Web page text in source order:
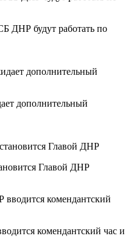
ДНР будут работать по
дополнительный
Главой ДНР
комендантский час и